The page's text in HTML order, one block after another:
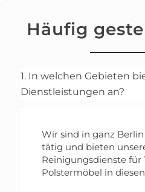
Häufig
1. In welchen Gebieten
Dienstleistungen an?
Wir sind in ganz
tätig und bieten
Reinigungsdienste für
Polstermöbel in